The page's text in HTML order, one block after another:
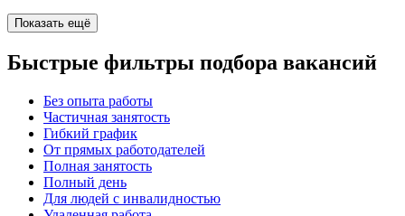
Показать ещё
Быстрые фильтры подбора вакансий
Без опыта работы
Частичная занятость
Гибкий график
От прямых работодателей
Полная занятость
Полный день
Для людей с инвалидностью